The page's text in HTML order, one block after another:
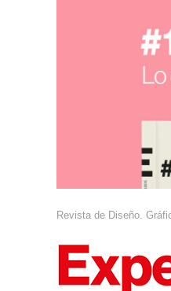
Revista de Diseño.